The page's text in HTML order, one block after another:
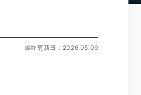
最終更新日：2026.05.09